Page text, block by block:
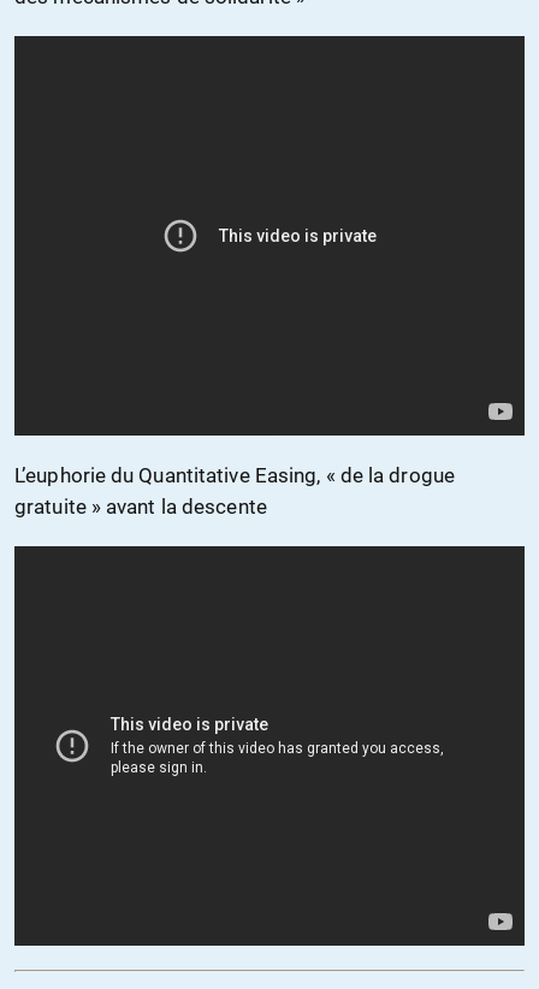
L’euphorie du Quantitative Easing, « de la drogue
gratuite » avant la descente